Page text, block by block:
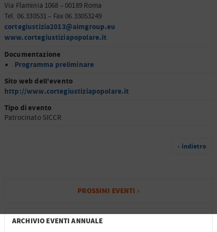
Via Flaminia 1068 – 00189 Roma
Tel. 06.330531 – Fax 06.33053249
cortegiustizia2013@aimgroup.eu
www.cortegiustiziapopolare.it
Documentazione
Programma preliminare
Sito web dell'evento
http://www.cortegiustiziapopolare.it
Tipo di evento
Patrocinato SICCR
‹ indietro
PROSSIMI EVENTI ›
ARCHIVIO EVENTI ANNUALE